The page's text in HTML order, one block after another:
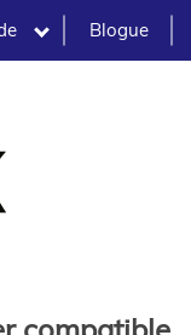
Blogue